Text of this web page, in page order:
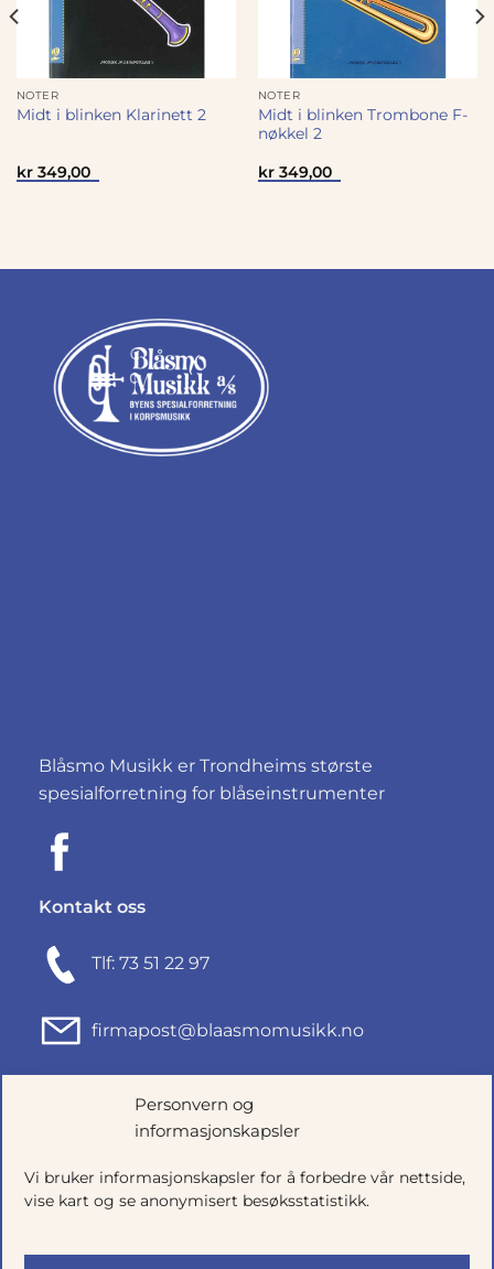
Personvern og
informasjonskapsler
Vi bruker informasjonskapsler for å forbedre vår nettside,
vise kart og se anonymisert besøksstatistikk.
NOTER
Midt i blinken Klarinett 2
kr349,00
NOTER
Midt i blinken Trombone F-
nøkkel 2
kr349,00
Blåsmo Musikk er Trondheims største
spesialforretning for blåseinstrumenter
Kontakt oss
Tlf: 73 51 22 97
firmapost@blaasmomusikk.no
Fjordgata 46, 7010 TRONDHEIM